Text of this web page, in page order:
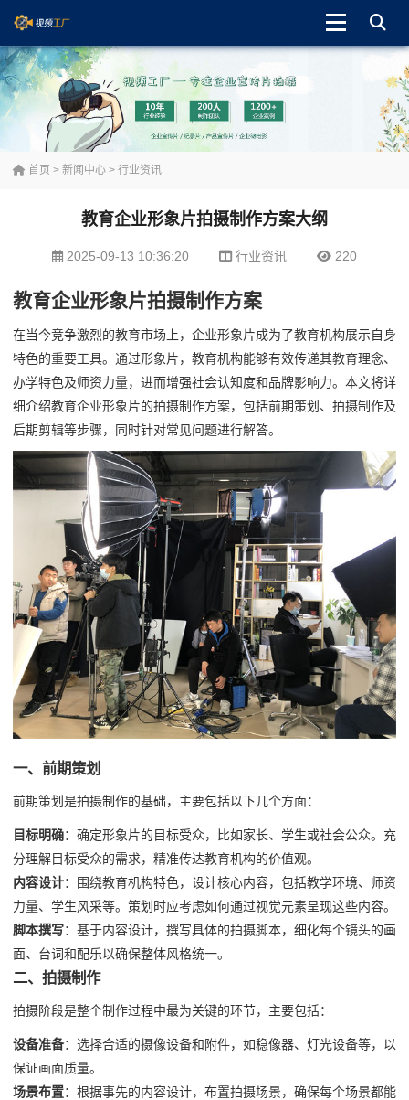
首页 > 新闻中心 > 行业资讯
教育企业形象片拍摄制作方案大纲
2025-09-13 10:36:20 行业资讯 220
教育企业形象片拍摄制作方案
在当今竞争激烈的教育市场上，企业形象片成为了教育机构展示自身
特色的重要工具。通过形象片，教育机构能够有效传递其教育理念、
办学特色及师资力量，进而增强社会认知度和品牌影响力。本文将详
细介绍教育企业形象片的拍摄制作方案，包括前期策划、拍摄制作及
后期剪辑等步骤，同时针对常见问题进行解答。
一、前期策划
前期策划是拍摄制作的基础，主要包括以下几个方面：
目标明确：确定形象片的目标受众，比如家长、学生或社会公众。充
分理解目标受众的需求，精准传达教育机构的价值观。
内容设计：围绕教育机构特色，设计核心内容，包括教学环境、师资
力量、学生风采等。策划时应考虑如何通过视觉元素呈现这些内容。
脚本撰写：基于内容设计，撰写具体的拍摄脚本，细化每个镜头的画
面、台词和配乐以确保整体风格统一。
二、拍摄制作
拍摄阶段是整个制作过程中最为关键的环节，主要包括：
设备准备：选择合适的摄像设备和附件，如稳像器、灯光设备等，以
保证画面质量。
场景布置：根据事先的内容设计，布置拍摄场景，确保每个场景都能